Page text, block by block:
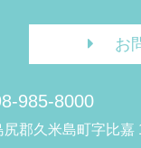
お
985-8000
郡久米島町字比嘉